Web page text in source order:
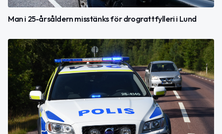
Man i 25-årsåldern misstänks för drograttfylleri i Lund